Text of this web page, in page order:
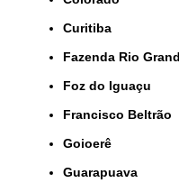
Curitiba
Fazenda Rio
Foz do Iguaçu
Francisco Beltrão
Goioerê
Guarapuava